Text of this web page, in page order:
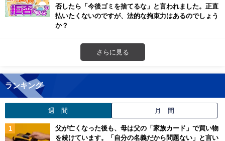
否したら「今後ゴミを捨てるな」と言われました。正直
払いたくないのですが、法的な拘束力はあるのでしょう
か？
さらに見る
ランキング
週 間 月 間
父が亡くなった後も、母は父の「家族カード」で買い物
を続けています。「自分の名義だから問題ない」と言い